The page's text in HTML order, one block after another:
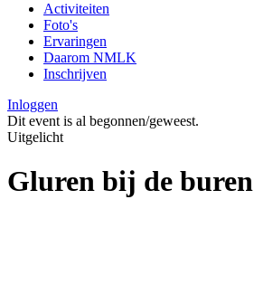
Activiteiten
Foto's
Ervaringen
Daarom NMLK
Inschrijven
Inloggen
Dit event is al begonnen/geweest.
Uitgelicht
Gluren bij de buren